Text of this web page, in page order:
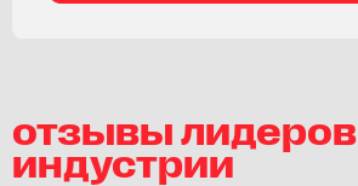
отзывы лидеров
индустрии